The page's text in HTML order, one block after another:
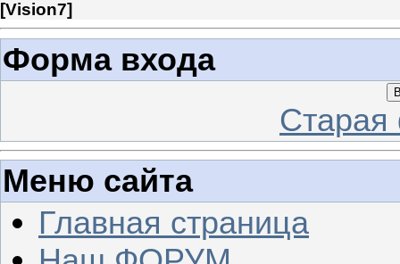
[Vision7]
Форма входа
Меню сайта
Главная страница